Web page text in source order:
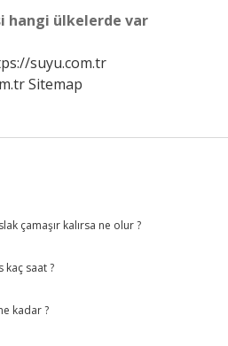
hangi ülkelerde var
suyu.com.tr
Sitemap
çamaşır kalırsa ne olur ?
kaç saat ?
kadar ?